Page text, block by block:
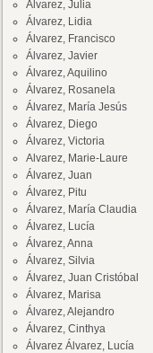
Álvarez, Julia
Álvarez, Lidia
Álvarez, Francisco
Álvarez, Javier
Álvarez, Aquilino
Álvarez, Rosanela
Álvarez, María Jesús
Álvarez, Diego
Álvarez, Victoria
Alvarez, Marie-Laure
Álvarez, Juan
Álvarez, Pitu
Álvarez, María Claudia
Álvarez, Lucía
Álvarez, Anna
Álvarez, Silvia
Álvarez, Juan Cristóbal
Álvarez, Marisa
Álvarez, Alejandro
Álvarez, Cinthya
Álvarez Álvarez, Lucía